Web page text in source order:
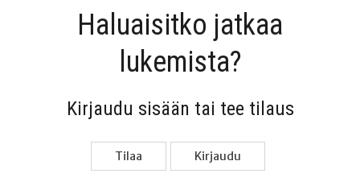
Haluai­sit­ko jat­kaa
lukemista?
Kir­jau­du sisään tai tee tilaus
Tilaa Kir­jau­du